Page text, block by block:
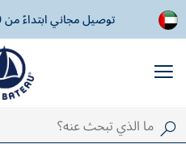
توصيل مجاني ابتداءً من 500 درهم إماراتي